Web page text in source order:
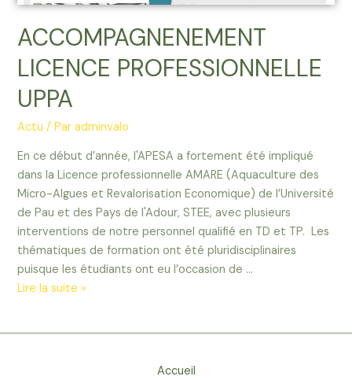
ACCOMPAGNENEMENT
LICENCE PROFESSIONNELLE
UPPA
Actu / Paradminvalo
En ce début d’année, l'APESA a fortement été impliqué
dans la Licence professionnelle AMARE (Aquaculture des
Micro-Algues et Revalorisation Economique) de l’Université
de Pau et des Pays de l'Adour, STEE, avec plusieurs
interventions de notre personnel qualifié en TD et TP. Les
thématiques de formation ont été pluridisciplinaires
puisque les étudiants ont eu l’occasion de …
Lire la suite »
Accueil